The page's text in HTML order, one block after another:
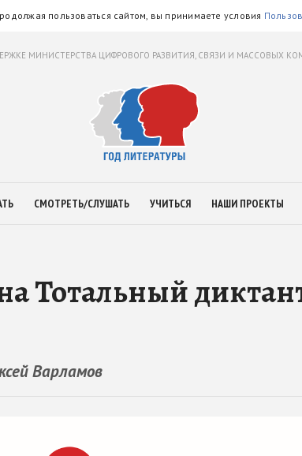
пользоваться сайтом, вы принимаете условия
МИНИСТЕРСТВА ЦИФРОВОГО РАЗВИТИЯ, СВЯЗИ И МАССОВЫХ
СМОТРЕТЬ/СЛУШАТЬ УЧИТЬСЯ НАШИ ПРОЕКТЫ
Тотальный
Варламов